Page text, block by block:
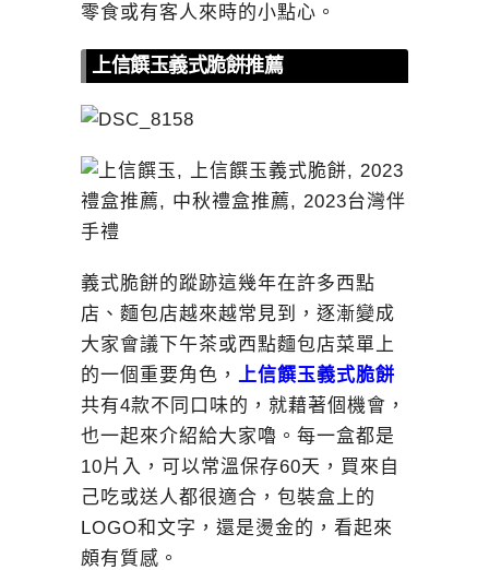
零食或有客人來時的小點心。
上信饌玉義式脆餅推薦
義式脆餅的蹤跡這幾年在許多西點
店、麵包店越來越常見到，逐漸變成
大家會議下午茶或西點麵包店菜單上
的一個重要角色，
上信饌玉義式脆餅
共有4款不同口味的，就藉著個機會，
也一起來介紹給大家嚕。每一盒都是
10片入，可以常溫保存60天，買來自
己吃或送人都很適合，包裝盒上的
LOGO和文字，還是燙金的，看起來
頗有質感。